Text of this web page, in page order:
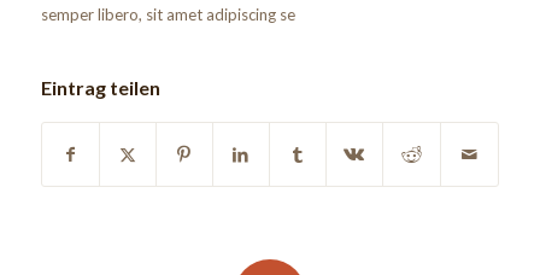
semper libero, sit amet adipiscing se
Eintrag teilen